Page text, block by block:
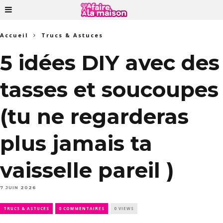
Accueil Trucs & Astuces
5 idées DIY avec des
tasses et soucoupes
(tu ne regarderas
plus jamais ta
vaisselle pareil )
7 JUIN 2026
TRUCS & ASTUCES 0 COMMENTAIRES 0 VIEWS